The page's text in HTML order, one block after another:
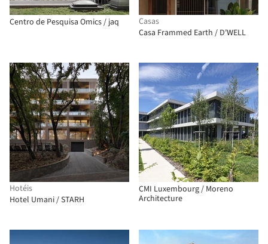
Centro de Pesquisa Omics / jaq
Casas
Casa Frammed Earth / D'WELL
Hotéis
Hotel Umani / STARH
CMI Luxembourg / Moreno
Architecture